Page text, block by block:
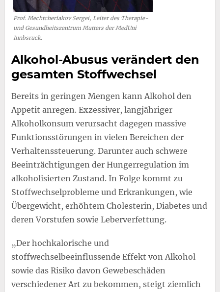
Prof. Mechtcheriakov Sergei, Leiter des Therapie-
und Gesundheitszentrum Mutters der MedUni
Innbsruck.
Alkohol-Abusus verändert den
gesamten Stoffwechsel
Bereits in geringen Mengen kann Alkohol den
Appetit anregen. Exzessiver, langjähriger
Alkoholkonsum verursacht dagegen massive
Funktionsstörungen in vielen Bereichen der
Verhaltenssteuerung. Darunter auch schwere
Beeinträchtigungen der Hungerregulation im
alkoholisierten Zustand. In Folge kommt zu
Stoffwechselprobleme und Erkrankungen, wie
Übergewicht, erhöhtem Cholesterin, Diabetes und
deren Vorstufen sowie Leberverfettung.
„Der hochkalorische und
stoffwechselbeeinflussende Effekt von Alkohol
sowie das Risiko davon Gewebeschäden
verschiedener Art zu bekommen, steigt ziemlich